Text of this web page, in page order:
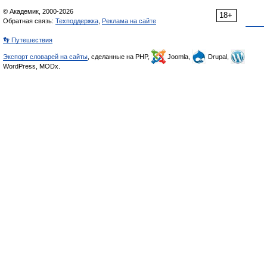
18+
© Академик, 2000-2026
Обратная связь: Техподдержка Реклама на сайте
👣 Путешествия
Экспорт словарей на сайты , сделанные на PHP, Joomla,
Drupal,
WordPress, MODx.